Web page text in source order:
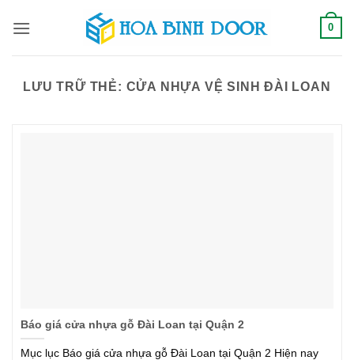
qua
0
LƯU TRỮ THẺ: CỬA NHỰA VỆ SINH ĐÀI LOAN
Báo giá cửa nhựa gỗ Đài Loan tại Quận 2
Mục lục Báo giá cửa nhựa gỗ Đài Loan tại Quận 2 Hiện nay